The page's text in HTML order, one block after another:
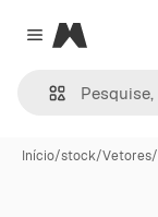
Close menu
Magnific
Início/stock/Vetores/